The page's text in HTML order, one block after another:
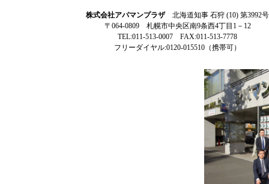
株式会社アパマンプラザ北海道知事 石狩 (10) 第3992号
〒064-0809 札幌市中央区南9条西4丁目1－12
TEL:011-513-0007 FAX:011-513-7778
フリーダイヤル:0120-015510（携帯可）